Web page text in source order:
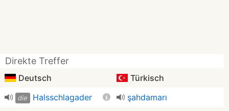
Direkte Treffer
Deutsch Türkisch
die Halsschlagader şahdamarı